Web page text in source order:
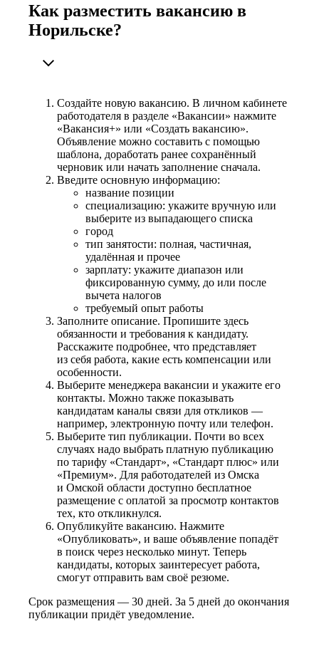
Как разместить вакансию в
Норильске?
Создайте новую вакансию. В личном кабинете
работодателя в разделе «Вакансии» нажмите
«Вакансия+» или «Создать вакансию».
Объявление можно составить с помощью
шаблона, доработать ранее сохранённый
черновик или начать заполнение сначала.
Введите основную информацию:
название позиции
специализацию: укажите вручную или
выберите из выпадающего списка
город
тип занятости: полная, частичная,
удалённая и прочее
зарплату: укажите диапазон или
фиксированную сумму, до или после
вычета налогов
требуемый опыт работы
Заполните описание. Пропишите здесь
обязанности и требования к кандидату.
Расскажите подробнее, что представляет
из себя работа, какие есть компенсации или
особенности.
Выберите менеджера вакансии и укажите его
контакты. Можно также показывать
кандидатам каналы связи для откликов —
например, электронную почту или телефон.
Выберите тип публикации. Почти во всех
случаях надо выбрать платную публикацию
по тарифу «Стандарт», «Стандарт плюс» или
«Премиум». Для работодателей из Омска
и Омской области доступно бесплатное
размещение с оплатой за просмотр контактов
тех, кто откликнулся.
Опубликуйте вакансию. Нажмите
«Опубликовать», и ваше объявление попадёт
в поиск через несколько минут. Теперь
кандидаты, которых заинтересует работа,
смогут отправить вам своё резюме.
Срок размещения — 30 дней. За 5 дней до окончания
публикации придёт уведомление.